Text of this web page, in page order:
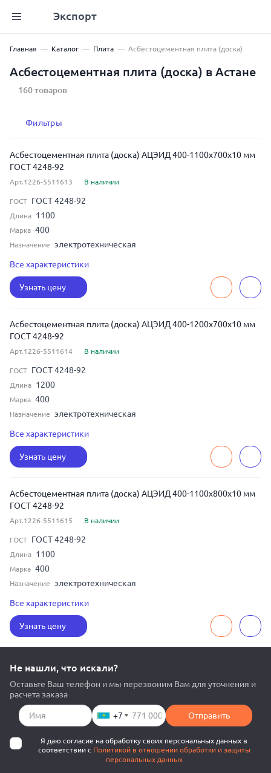
Экспорт
Главная Каталог Плита Асбестоцементная плита (доска)
Асбестоцементная плита (доска) в Астане
160 товаров
Фильтры
Асбестоцементная плита (доска) АЦЭИД 400-1100x700x10 мм
ГОСТ 4248-92
Арт.1226-5511613 В наличии
ГОСТ ГОСТ 4248-92
Длина 1100
Марка 400
Назначение электротехническая
Все характеристики
Узнать цену
Асбестоцементная плита (доска) АЦЭИД 400-1200x700x10 мм
ГОСТ 4248-92
Арт.1226-5511614 В наличии
ГОСТ ГОСТ 4248-92
Длина 1200
Марка 400
Назначение электротехническая
Все характеристики
Узнать цену
Асбестоцементная плита (доска) АЦЭИД 400-1100x800x10 мм
ГОСТ 4248-92
Арт.1226-5511615 В наличии
ГОСТ ГОСТ 4248-92
Длина 1100
Марка 400
Назначение электротехническая
Все характеристики
Узнать цену
Не нашли, что искали?
Оставьте Ваш телефон и мы перезвоним Вам для уточнения и
расчета заказа
+7 Отправить
Я даю согласие на обработку своих персональных данных в
соответствии с Политикой в отношении обработки и защиты
персональных данных